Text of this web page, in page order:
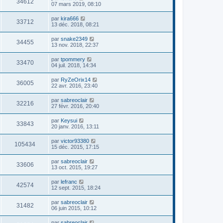
07 mars 2019, 08:10
33712 par kira666
13 déc. 2018, 08:21
34455 par snake2349
13 nov. 2018, 22:37
33470 par tpommery
04 juil. 2018, 14:34
36005 par RyZeOrix14
22 avr. 2016, 23:40
32216 par sabreoclair
27 févr. 2016, 20:40
33843 par Keysui
20 janv. 2016, 13:11
105434 par victor93380
15 déc. 2015, 17:15
33606 par sabreoclair
13 oct. 2015, 19:27
42574 par lefranc
12 sept. 2015, 18:24
31482 par sabreoclair
06 juin 2015, 10:12